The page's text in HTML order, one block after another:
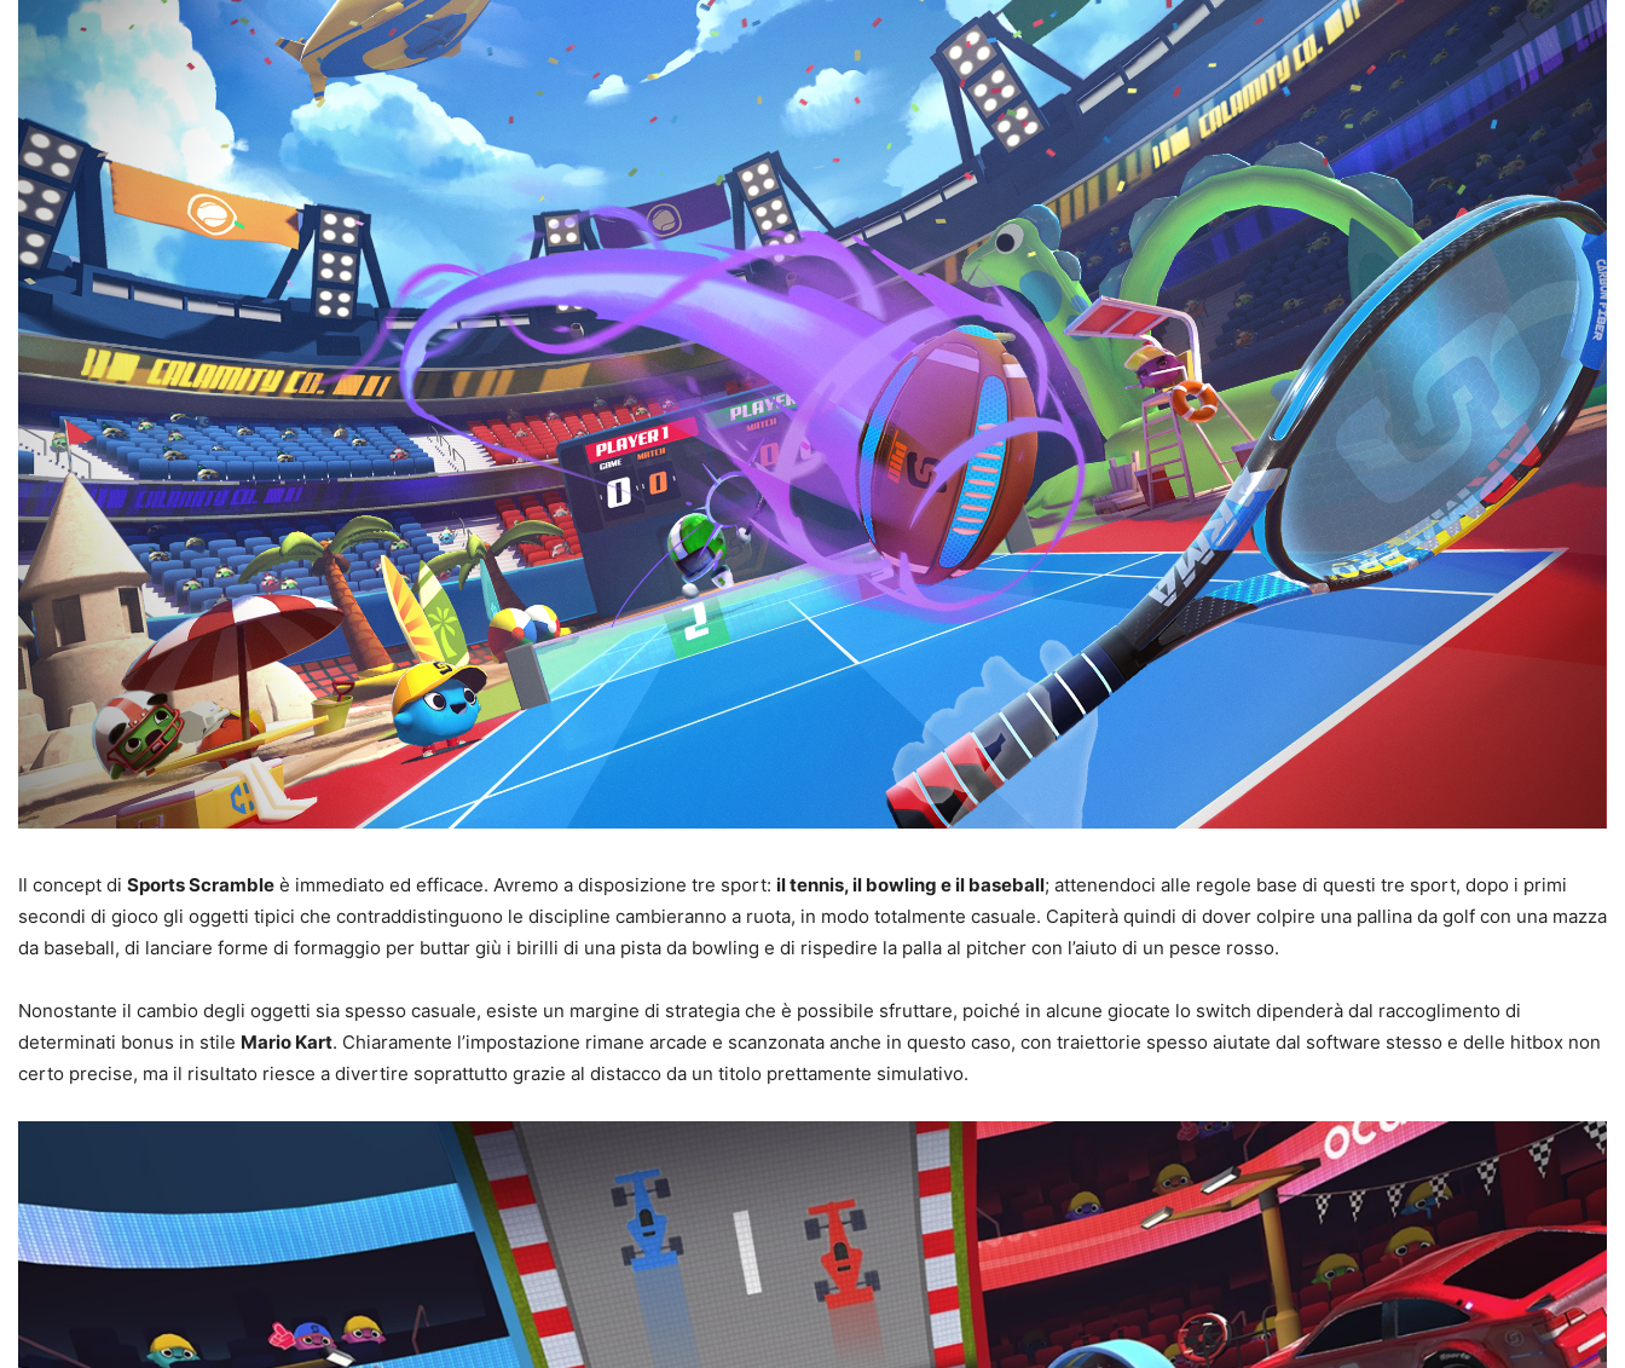
Il concept di Sports Scramble è immediato ed efficace. Avremo a disposizione tre sport: il tennis, il bowling e il baseball; attenendoci alle regole base di questi tre sport, dopo i primi
secondi di gioco gli oggetti tipici che contraddistinguono le discipline cambieranno a ruota, in modo totalmente casuale. Capiterà quindi di dover colpire una pallina da golf con una mazza
da baseball, di lanciare forme di formaggio per buttar giù i birilli di una pista da bowling e di rispedire la palla al pitcher con l’aiuto di un pesce rosso.
Nonostante il cambio degli oggetti sia spesso casuale, esiste un margine di strategia che è possibile sfruttare, poiché in alcune giocate lo switch dipenderà dal raccoglimento di
determinati bonus in stile Mario Kart. Chiaramente l’impostazione rimane arcade e scanzonata anche in questo caso, con traiettorie spesso aiutate dal software stesso e delle hitbox non
certo precise, ma il risultato riesce a divertire soprattutto grazie al distacco da un titolo prettamente simulativo.